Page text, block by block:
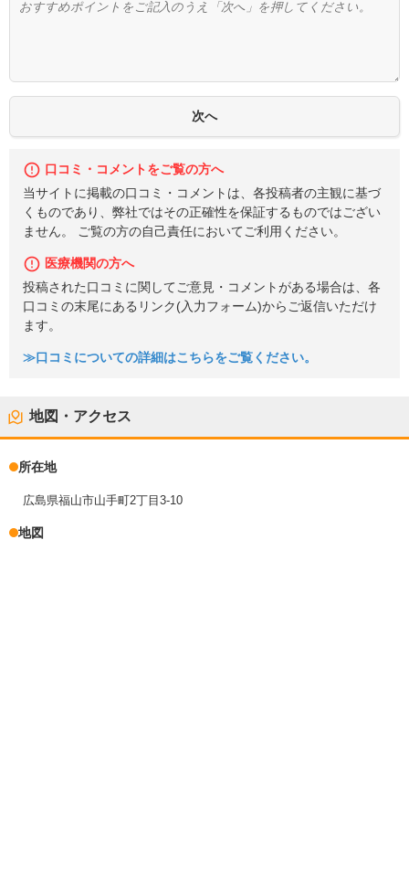
口コミ・コメントをご覧の方へ
当サイトに掲載の口コミ・コメントは、各投稿者の主観に基づ
くものであり、弊社ではその正確性を保証するものではござい
ません。 ご覧の方の自己責任においてご利用ください。
医療機関の方へ
投稿された口コミに関してご意見・コメントがある場合は、各
口コミの末尾にあるリンク(入力フォーム)からご返信いただけ
ます。
≫口コミについての詳細はこちらをご覧ください。
地図・アクセス
所在地
広島県福山市山手町2丁目3-10
地図